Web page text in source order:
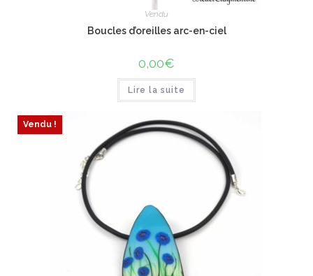
Vendu
Boucles d’oreilles arc-en-ciel
0,00€
Lire la suite
Vendu !
ÉPUISÉ